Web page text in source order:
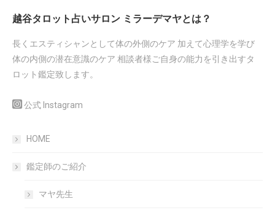
越谷タロット占いサロン ミラーデマヤとは？
長くエスティシャンとして体の外側のケア 加えて心理学を学び
体の内側の潜在意識のケア 相談者様ご自身の能力を引き出すタ
ロット鑑定致します。
公式 Instagram
HOME
鑑定師のご紹介
マヤ先生